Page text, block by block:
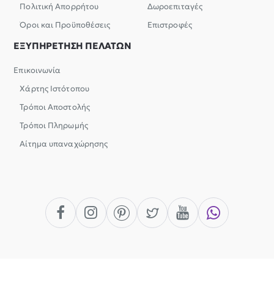
Πολιτική Απορρήτου
Όροι και Προϋποθέσεις
Δωροεπιταγές
Επιστροφές
ΕΞΥΠΗΡΕΤΗΣΗ ΠΕΛΑΤΩΝ
Επικοινωνία
Χάρτης Ιστότοπου
Τρόποι Αποστολής
Τρόποι Πληρωμής
Αίτημα υπαναχώρησης